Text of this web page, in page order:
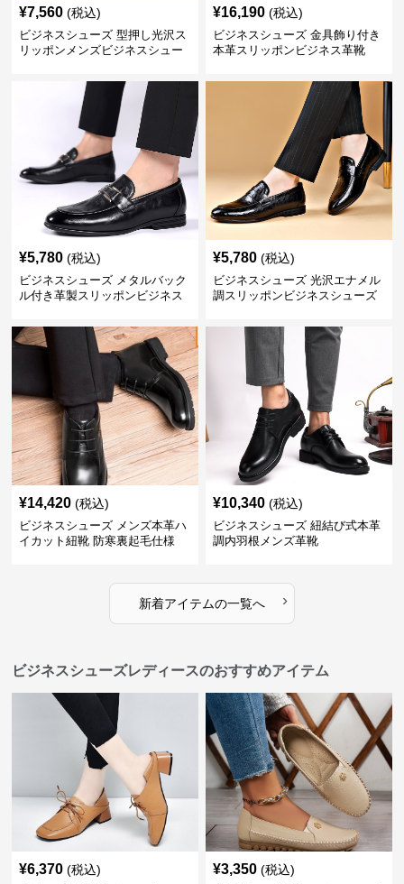
¥7,560 (税込)
ビジネスシューズ 型押し光沢ス
リッポンメンズビジネスシュー
¥16,190 (税込)
ビジネスシューズ 金具飾り付き
本革スリッポンビジネス革靴
¥5,780 (税込)
ビジネスシューズ メタルバック
ル付き革製スリッポンビジネス
¥5,780 (税込)
ビジネスシューズ 光沢エナメル
調スリッポンビジネスシューズ
¥14,420 (税込)
ビジネスシューズ メンズ本革ハ
イカット紐靴 防寒裏起毛仕様
¥10,340 (税込)
ビジネスシューズ 紐結び式本革
調内羽根メンズ革靴
新着アイテムの一覧へ ›
ビジネスシューズレディースのおすすめアイテム
¥6,370 (税込) ¥3,350 (税込)